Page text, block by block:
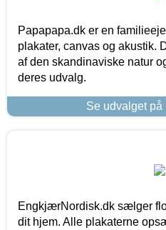
Papapapa.dk er en
plakater, canvas og akustik.
af den skandinaviske natur
deres udvalg.
Se udvalget
EngkjærNordisk.dk sælger
dit hjem. Alle plakaterne